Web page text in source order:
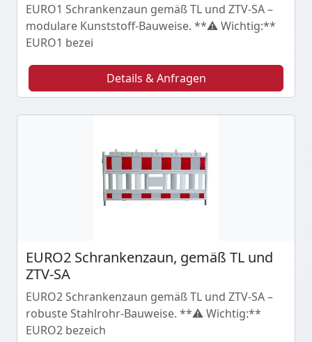
EURO1 Schrankenzaun gemäß TL und ZTV-SA –
modulare Kunststoff-Bauweise. **⚠️ Wichtig:**
EURO1 bezei
Details & Anfragen
EURO2 Schrankenzaun, gemäß TL und
ZTV-SA
EURO2 Schrankenzaun gemäß TL und ZTV-SA –
robuste Stahlrohr-Bauweise. **⚠️ Wichtig:**
EURO2 bezeich